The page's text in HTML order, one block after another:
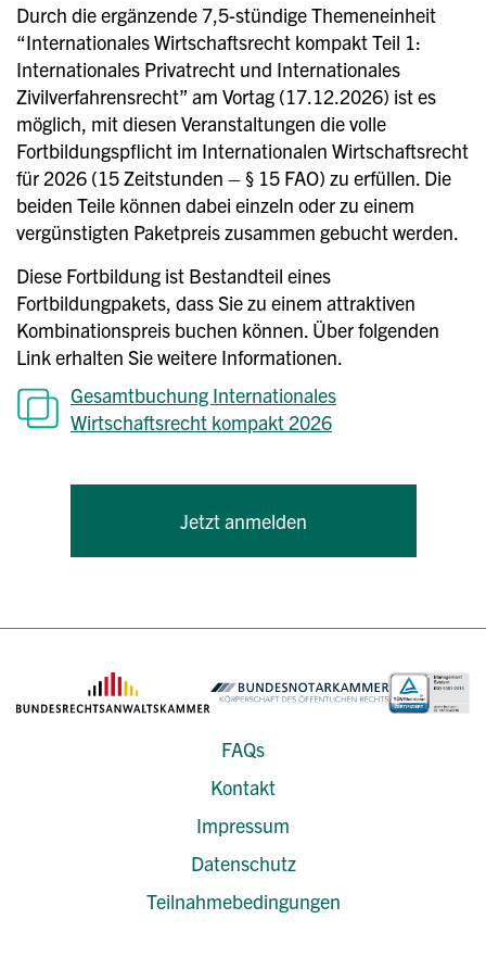
Durch die ergänzende 7,5-stündige Themeneinheit
“Internationales Wirtschaftsrecht kompakt Teil 1:
Internationales Privatrecht und Internationales
Zivilverfahrensrecht” am Vortag (17.12.2026) ist es
möglich, mit diesen Veranstaltungen die volle
Fortbildungspflicht im Internationalen Wirtschaftsrecht
für 2026 (15 Zeitstunden – § 15 FAO) zu erfüllen. Die
beiden Teile können dabei einzeln oder zu einem
vergünstigten Paketpreis zusammen gebucht werden.
Diese Fortbildung ist Bestandteil eines
Fortbildungpakets, dass Sie zu einem attraktiven
Kombinationspreis buchen können. Über folgenden
Link erhalten Sie weitere Informationen.
Gesamtbuchung Internationales
Wirtschaftsrecht kompakt 2026
Jetzt anmelden
FAQs
Kontakt
Impressum
Datenschutz
Teilnahmebedingungen